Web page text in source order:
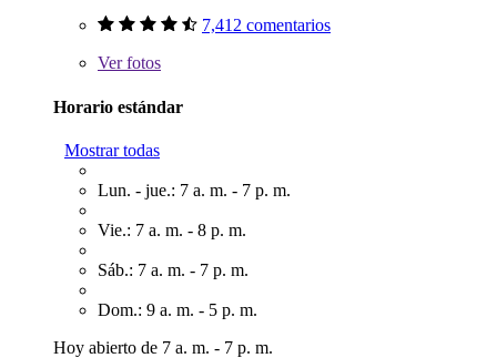
7,412 comentarios
Verfotos
Horario estándar
Mostrar todas
Lun. - jue.: 7 a. m. - 7 p. m.
Vie.: 7 a. m. - 8 p. m.
Sáb.: 7 a. m. - 7 p. m.
Dom.: 9 a. m. - 5 p. m.
Hoy abierto de 7 a. m. - 7 p. m.